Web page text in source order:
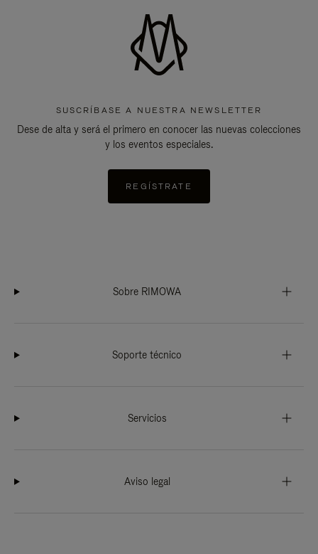
SUSCRÍBASE A NUESTRA NEWSLETTER
Dese de alta y será el primero en conocer las nuevas colecciones
y los eventos especiales.
REGÍSTRATE
Sobre RIMOWA
Soporte técnico
Servicios
Aviso legal